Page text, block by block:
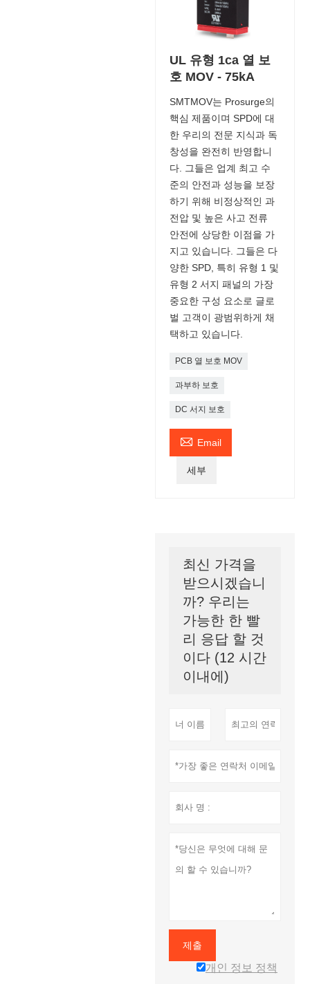
UL 유형 1ca 열 보
호 MOV - 75kA
SMTMOV는 Prosurge의
핵심 제품이며 SPD에 대
한 우리의 전문 지식과 독
창성을 완전히 반영합니
다. 그들은 업계 최고 수
준의 안전과 성능을 보장
하기 위해 비정상적인 과
전압 및 높은 사고 전류
안전에 상당한 이점을 가
지고 있습니다. 그들은 다
양한 SPD, 특히 유형 1 및
유형 2 서지 패널의 가장
중요한 구성 요소로 글로
벌 고객이 광범위하게 채
택하고 있습니다.
PCB 열 보호 MOV
과부하 보호
DC 서지 보호
 Email
세부
최신 가격을
받으시겠습니
까? 우리는
가능한 한 빨
리 응답 할 것
이다 (12 시간
이내에)
제출
개인 정보 정책